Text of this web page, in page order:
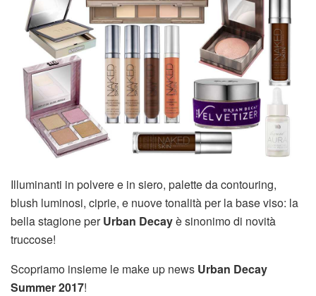
Illuminanti in polvere e in siero, palette da contouring,
blush luminosi, ciprie, e nuove tonalità per la base viso: la
bella stagione perUrban Decayè sinonimo di novità
truccose!
Scopriamo insieme le make up news Urban Decay
Summer 2017!